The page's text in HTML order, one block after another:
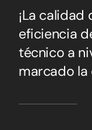
¡La calidad
eficiencia
técnico a